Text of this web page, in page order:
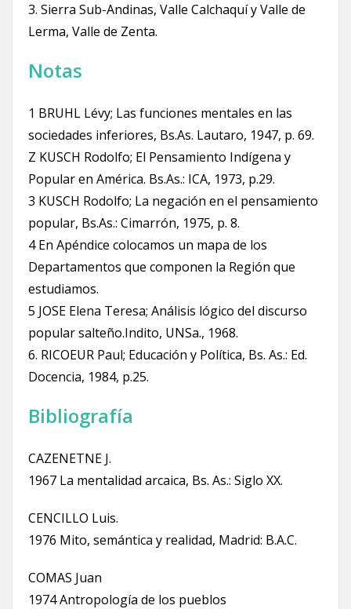
3. Sierra Sub-Andinas, Valle Calchaquí y Valle de
Lerma, Valle de Zenta.
Notas
1 BRUHL Lévy; Las funciones mentales en las
sociedades inferiores, Bs.As. Lautaro, 1947, p. 69.
Z KUSCH Rodolfo; El Pensamiento Indígena y
Popular en América. Bs.As.: ICA, 1973, p.29.
3 KUSCH Rodolfo; La negación en el pensamiento
popular, Bs.As.: Cimarrón, 1975, p. 8.
4 En Apéndice colocamos un mapa de los
Departamentos que componen la Región que
estudiamos.
5 JOSE Elena Teresa; Análisis lógico del discurso
popular salteño.Indito, UNSa., 1968.
6. RICOEUR Paul; Educación y Política, Bs. As.: Ed.
Docencia, 1984, p.25.
Bibliografía
CAZENETNE J.
1967 La mentalidad arcaica, Bs. As.: Siglo XX.
CENCILLO Luis.
1976 Mito, semántica y realidad, Madrid: B.A.C.
COMAS Juan
1974 Antropología de los pueblos